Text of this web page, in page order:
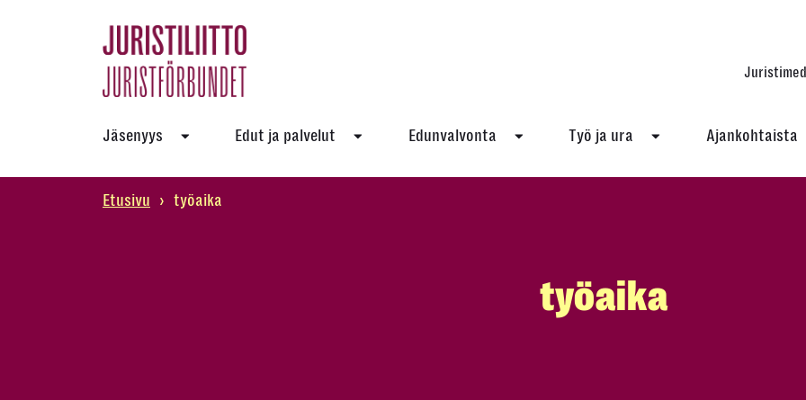
Jäsenyys Edut ja palvelut Edunvalvonta Työ ja ura Ajankohtaista
Etusivu › työaika
työaika